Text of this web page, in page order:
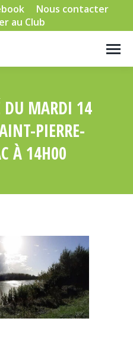
Nous contacter
au Club
DU MARDI 14
PIERRE-
À 14H00